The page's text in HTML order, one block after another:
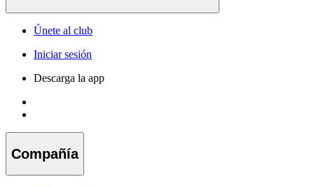
Únete al club
Iniciar sesión
Descarga la app
Compañía